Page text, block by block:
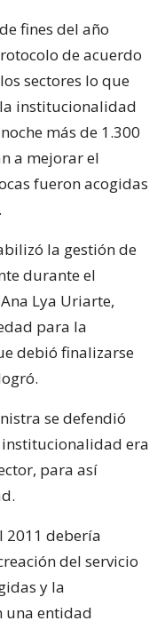
fines del año
de acuerdo
sectores lo que
institucionalidad
más de 1.300
a mejorar el
fueron acogidas
la gestión de
durante el
Lya Uriarte,
para la
debió finalizarse
se defendió
era
para así
2011 debería
del servicio
y la
una entidad